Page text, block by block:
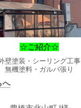
☆ご紹介☆
壁塗装・シーリング工事
無機塗料・ガルバ張り
へ